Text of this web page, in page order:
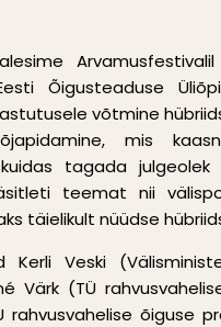
Õigusteaduse
võtmine
mis
tagada julgeolek
teemat nii
täielikult nüüdse
Kerli Veski
Värk (TÜ
rahvusvahelise õiguse